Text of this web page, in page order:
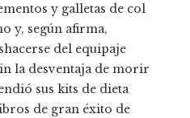
y galletas de col
y, según afirma,
del equipaje
la desventaja de morir
sus kits de dieta
de gran éxito de